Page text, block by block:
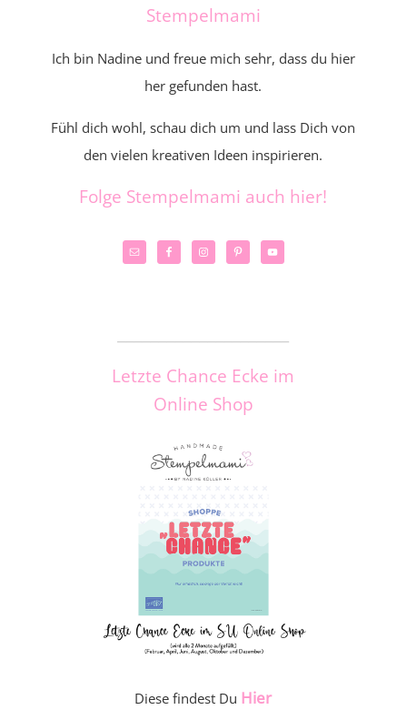
Stempelmami
Ich bin Nadine und freue mich sehr, dass du hier
her gefunden hast.
Fühl dich wohl, schau dich um und lass Dich von
den vielen kreativen Ideen inspirieren.
Folge Stempelmami auch hier!
Letzte Chance Ecke im
Online Shop
Diese findest Du Hier